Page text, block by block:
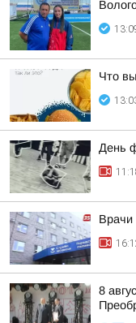
Что
День
Врачи
8